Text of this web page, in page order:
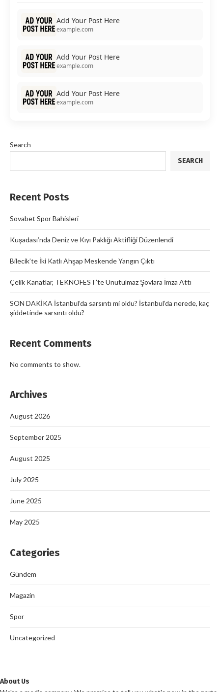
Add Your Post Here
example.com
Add Your Post Here
example.com
Add Your Post Here
example.com
Search
SEARCH
Recent Posts
Sovabet Spor Bahisleri
Kuşadası’nda Deniz ve Kıyı Paklığı Aktifliği Düzenlendi
Bilecik’te İki Katlı Ahşap Meskende Yangın Çıktı
Çelik Kanatlar, TEKNOFEST’te Unutulmaz Şovlara İmza Attı
SON DAKİKA İstanbul’da sarsıntı mi oldu? İstanbul’da nerede, kaç
şiddetinde sarsıntı oldu?
Recent Comments
No comments to show.
Archives
August 2026
September 2025
August 2025
July 2025
June 2025
May 2025
Categories
Gündem
Magazin
Spor
Uncategorized
About Us